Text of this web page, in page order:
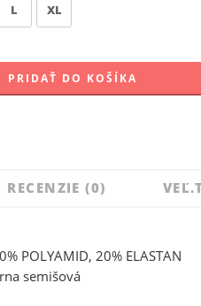
L XL
PRIDAŤ DO KOŠÍKA
RECENZIE (0)
POLYAMID, 20% ELASTAN
semišová